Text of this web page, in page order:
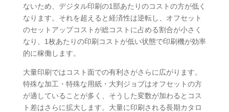
ないため、デジタル印刷の1部あたりのコストの方が低く
なります。それを超えると経済性は逆転し、オフセット
のセットアップコストが総コストに占める割合が小さく
なり、1枚あたりの印刷コストが低い状態で印刷機が効率
的に稼働します。
大量印刷ではコスト面での有利さがさらに広がります。
特殊な加工・特殊な用紙・大判ジョブはオフセットの方
が適していることが多く、そうした変数が加わるとコス
ト差はさらに拡大します。大量に印刷される長期カタロ